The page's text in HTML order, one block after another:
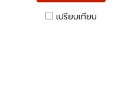
เปรียบเทียบ